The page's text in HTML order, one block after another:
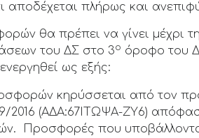
πλήρως και
θα πρέπει να γίνει μέχρι
του ΔΣ στο 3ο όροφο του
ως εξής:
κηρύσσεται από τον
2016 (ΑΔΑ:67ΙΤΩΨΑ-ΖΥ6)
Προσφορές που